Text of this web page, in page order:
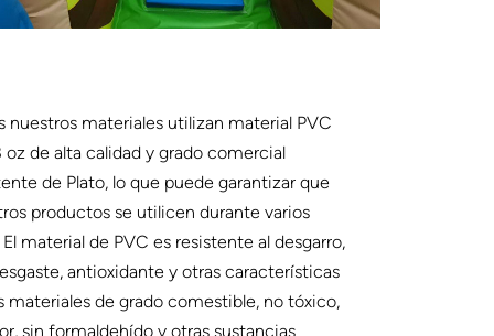
nuestros materiales utilizan material PVC
oz de alta calidad y grado comercial
de Plato, lo que puede garantizar que
productos se utilicen durante varios
El material de PVC es resistente al desgarro,
antioxidante y otras características
materiales de grado comestible, no tóxico,
sin formaldehído y otras sustancias